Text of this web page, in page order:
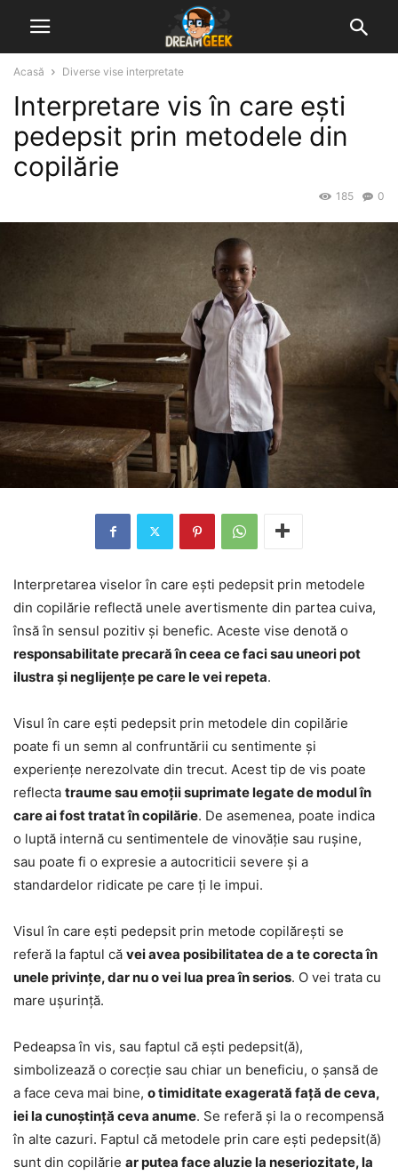
Acasă Diverse vise interpretate
Interpretare vis în care ești
pedepsit prin metodele din
copilărie
0
185
Interpretarea viselor în care ești pedepsit prin metodele
din copilărie reflectă unele avertismente din partea cuiva,
însă în sensul pozitiv și benefic. Aceste vise denotă o
responsabilitate precară în ceea ce faci sau uneori pot
ilustra și neglijențe pe care le vei repeta.
Visul în care ești pedepsit prin metodele din copilărie
poate fi un semn al confruntării cu sentimente și
experiențe nerezolvate din trecut. Acest tip de vis poate
reflecta traume sau emoții suprimate legate de modul în
care ai fost tratat în copilărie. De asemenea, poate indica
o luptă internă cu sentimentele de vinovăție sau rușine,
sau poate fi o expresie a autocriticii severe și a
standardelor ridicate pe care ți le impui.
Visul în care ești pedepsit prin metode copilărești se
referă la faptul că vei avea posibilitatea de a te corecta în
unele privințe, dar nu o vei lua prea în serios. O vei trata cu
mare ușurință.
Pedeapsa în vis, sau faptul că ești pedepsit(ă),
simbolizează o corecție sau chiar un beneficiu, o șansă de
a face ceva mai bine, o timiditate exagerată față de ceva,
iei la cunoștință ceva anume. Se referă și la o recompensă
în alte cazuri. Faptul că metodele prin care ești pedepsit(ă)
sunt din copilărie ar putea face aluzie la neseriozitate, la